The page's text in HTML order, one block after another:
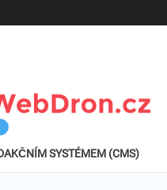
SYSTÉMEM (CMS)